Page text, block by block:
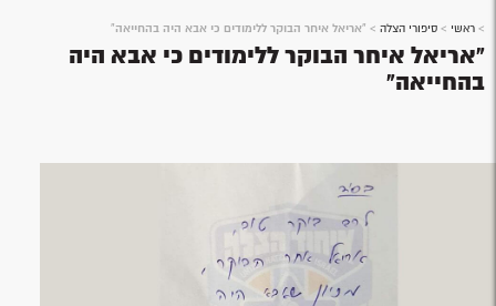
> ראשי > סיפורי הצלה > "אריאל איחר הבוקר ללימודים כי אבא היה בהחייאה"
"אריאל איחר הבוקר ללימודים כי אבא היה
בהחייאה"